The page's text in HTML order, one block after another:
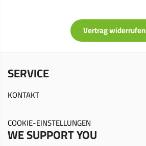
Vertrag widerrufen
SERVICE
KONTAKT
COOKIE-EINSTELLUNGEN
WE SUPPORT YOU